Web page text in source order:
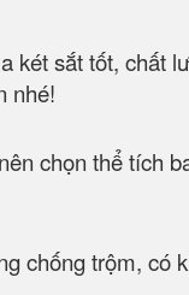
két sắt tốt, chất
nhé!
chọn thể tích
chống trộm, có